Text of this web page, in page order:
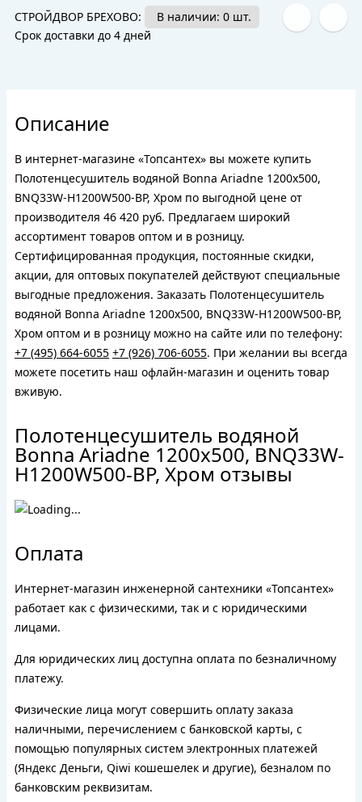
СТРОЙДВОР БРЕХОВО:
В наличии: 0 шт.
Срок доставки до 4 дней
Описание
В интернет-магазине «Топсантех» вы можете купить
Полотенцесушитель водяной Bonna Ariadne 1200x500,
BNQ33W-H1200W500-BP, Хром по выгодной цене от
производителя 46 420 руб. Предлагаем широкий
ассортимент товаров оптом и в розницу.
Сертифицированная продукция, постоянные скидки,
акции, для оптовых покупателей действуют специальные
выгодные предложения. Заказать Полотенцесушитель
водяной Bonna Ariadne 1200x500, BNQ33W-H1200W500-BP,
Хром оптом и в розницу можно на сайте или по телефону:
+7 (495) 664-6055 +7 (926) 706-6055. При желании вы всегда
можете посетить наш офлайн-магазин и оценить товар
вживую.
Полотенцесушитель водяной
Bonna Ariadne 1200x500, BNQ33W-
H1200W500-BP, Хром отзывы
Оплата
Интернет-магазин инженерной сантехники «Топсантех»
работает как с физическими, так и с юридическими
лицами.
Для юридических лиц доступна оплата по безналичному
платежу.
Физические лица могут совершить оплату заказа
наличными, перечислением с банковской карты, с
помощью популярных систем электронных платежей
(Яндекс Деньги, Qiwi кошешелек и другие), безналом по
банковским реквизитам.